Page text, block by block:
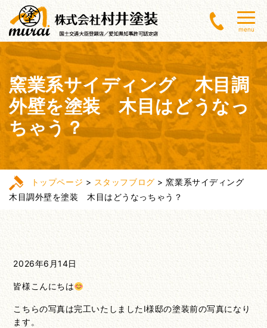
menu
窯業系サイディング 木目調
外壁を塗装 木目はどうなっ
ちゃう？
トップページ > スタッフブログ > 窯業系サイディング
木目調外壁を塗装 木目はどうなっちゃう？
2026年6月14日
皆様こんにちは
こちらの写真は完工いたしましたI様邸の塗装前の写真になり
ます。